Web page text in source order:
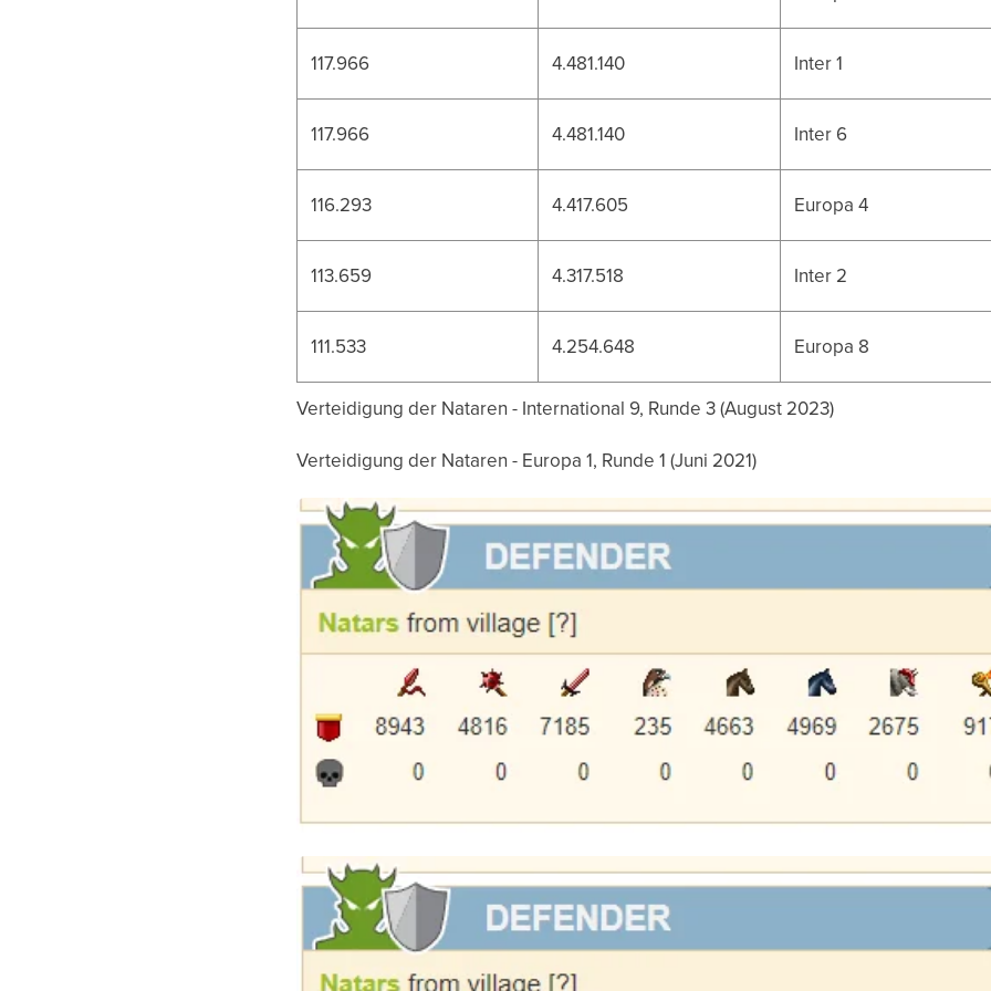
117.966 4.481.140 Inter 1
117.966 4.481.140 Inter 6
116.293 4.417.605 Europa 4
113.659 4.317.518 Inter 2
111.533 4.254.648 Europa 8
Verteidigung der Nataren - International 9, Runde 3 (August 2023)
Verteidigung der Nataren - Europa 1, Runde 1 (Juni 2021)